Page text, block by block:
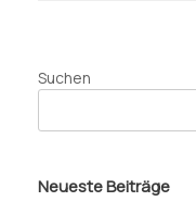
Suchen
Neueste Beiträge